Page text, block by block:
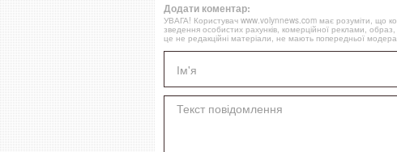
Додати коментар:
УВАГА! Користувач www.volynnews.com має розуміти, що
зведення особистих рахунків, комерційної реклами,
це не редакційні матеріали, не мають попередньої